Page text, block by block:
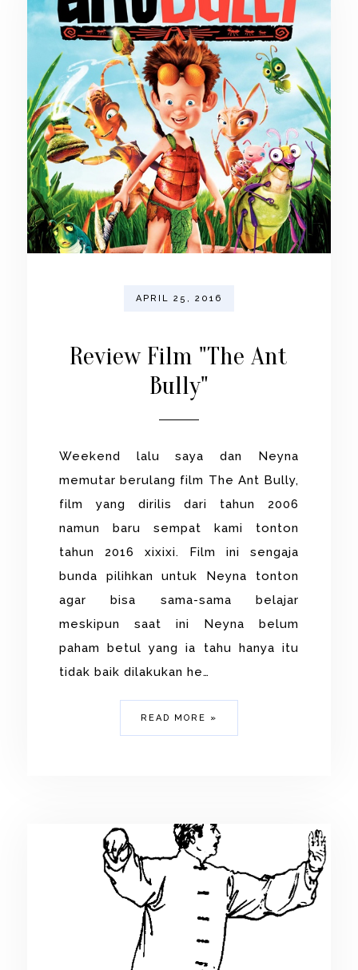
APRIL 25, 2016
Review Film "The Ant
Bully"
Weekend lalu saya dan Neyna
memutar berulang film The Ant Bully,
film yang dirilis dari tahun 2006
namun baru sempat kami tonton
tahun 2016 xixixi. Film ini sengaja
bunda pilihkan untuk Neyna tonton
agar bisa sama-sama belajar
meskipun saat ini Neyna belum
paham betul yang ia tahu hanya itu
tidak baik dilakukan he…
READ MORE »